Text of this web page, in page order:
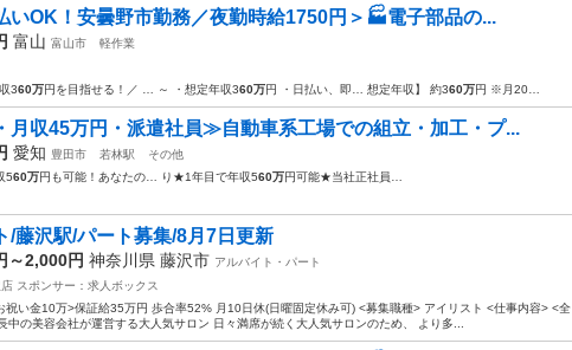
いOK！安曇野市勤務／夜勤時給1750円＞🏭電子部品の...
富山 富山市
軽作業
360万円を目指せる！／ … ～ ・想定年収360万円 ・日払い、即… 想定年収】 約360万円 ※月20…
収45万円・派遣社員≫自動車系工場での組立・加工・プ...
愛知 豊田市 若林駅
その他
560万円も可能！あなたの… り★1年目で年収560万円可能★当社正社員…
/藤沢駅/パート募集/8月7日更新
～2,000円 神奈川県 藤沢市 アルバイト・パート
スポンサー：求人ボックス
祝い金10万>保証給35万円 歩合率52% 月10日休(日曜固定休み可) <募集職種> アイリスト <仕事内容> <全
中の美容会社が運営する大人気サロン 日々満席が続く大人気サロンのため、 より多...